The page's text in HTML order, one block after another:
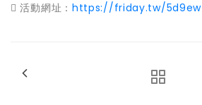
 活動網址： https://friday.tw/5d9ew